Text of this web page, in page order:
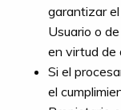
garantizar
Usuario o
en virtud de
Si el
el